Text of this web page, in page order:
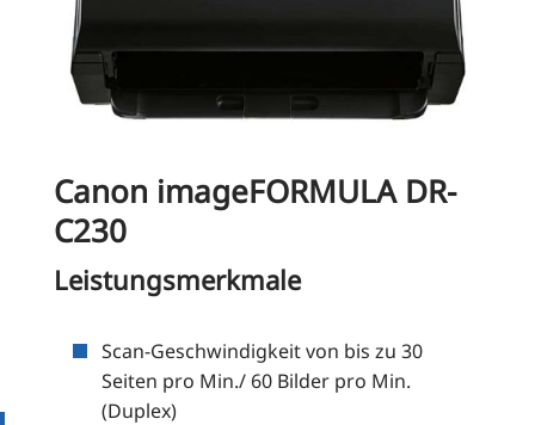
Canon imageFORMULA DR-
C230
Leistungsmerkmale
Scan-Geschwin­dig­keit von bis zu 30
Sei­ten pro Min./ 60 Bil­der pro Min.
(Duplex)